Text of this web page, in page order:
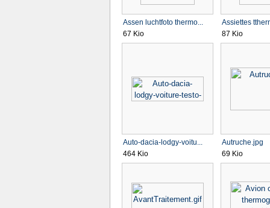
Assen luchtfoto thermo...
67 Kio
Assiettes
87 Kio
Auto-dacia-lodgy-voitu...
464 Kio
Autruche.jpg
69 Kio